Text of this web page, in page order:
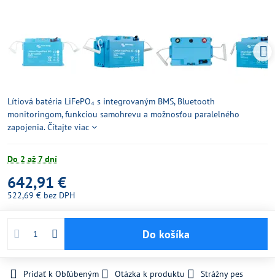
Lítiová batéria LiFePO₄ s integrovaným BMS, Bluetooth
monitoringom, funkciou samohrevu a možnosťou paralelného
zapojenia.Čítajte viac
Do 2 až 7 dní
642,91 €
522,69 € bez DPH
Do košíka
Pridať k Obľúbeným Otázka k produktu
Strážny pes